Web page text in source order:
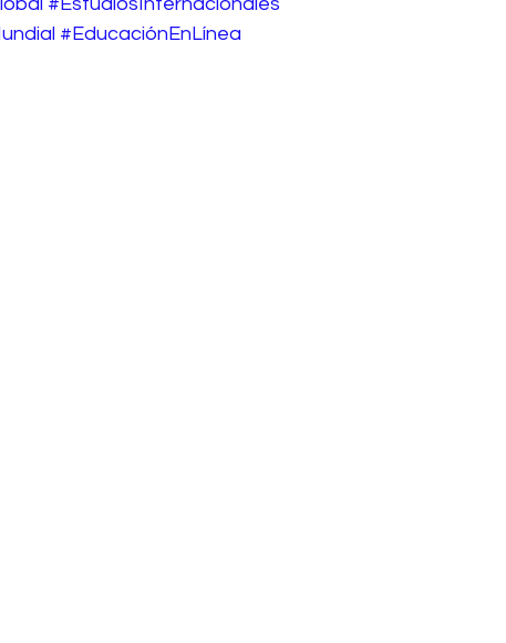
#EducaciónEnLínea